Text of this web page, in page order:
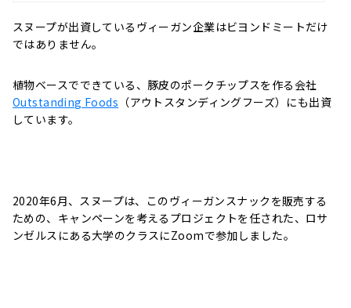
スヌープが出資しているヴィーガン企業はビヨンドミートだけ
ではありません。
植物ベースでできている、豚皮のポークチップスを作る会社
Outstanding Foods （アウトスタンディングフーズ）にも出資
しています。
2020年6月、スヌープは、このヴィーガンスナックを販売する
ための、キャンペーンを考えるプロジェクトを任された、ロサ
ンゼルスにある大学のクラスにZoomで参加しました。